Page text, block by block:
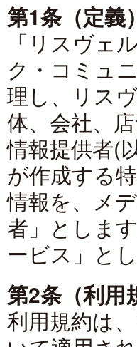
第1条（定義）
「リスヴェ
ク・コミュ
理し、リス
体、会社、
情報提供者(
が作成する
情報を、メ
者」としま
ービス」と
第2条（利用
利用規約は